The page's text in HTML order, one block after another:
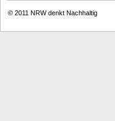
© 2011 NRW denkt Nachhaltig